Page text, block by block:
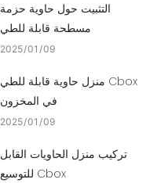
التثبيت حول حاوية حزمة
مسطحة قابلة للطي
2025 01 09
منزل حاوية قابلة للطي Cbox
في المخزون
2025 01 09
تركيب منزل الحاويات القابل
للتوسيع Cbox